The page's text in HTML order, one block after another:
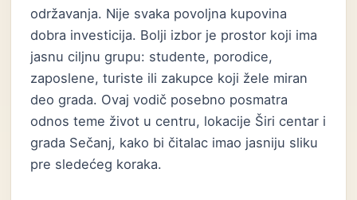
održavanja. Nije svaka povoljna kupovina
dobra investicija. Bolji izbor je prostor koji ima
jasnu ciljnu grupu: studente, porodice,
zaposlene, turiste ili zakupce koji žele miran
deo grada. Ovaj vodič posebno posmatra
odnos teme život u centru, lokacije Širi centar i
grada Sečanj, kako bi čitalac imao jasniju sliku
pre sledećeg koraka.